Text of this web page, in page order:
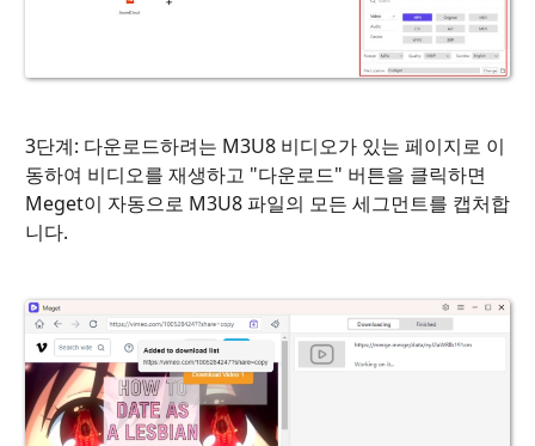
3단계: 다운로드하려는 M3U8 비디오가 있는 페이지로 이
동하여 비디오를 재생하고 "다운로드" 버튼을 클릭하면
Meget이 자동으로 M3U8 파일의 모든 세그먼트를 캡처합
니다.